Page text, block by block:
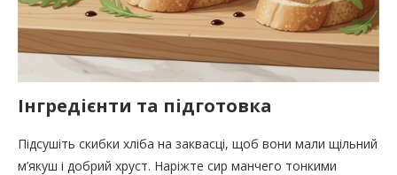
Інгредієнти та підготовка
Підсушіть скибки хліба на заквасці, щоб вони мали щільний
м’якуш і добрий хруст. Наріжте сир манчего тонкими